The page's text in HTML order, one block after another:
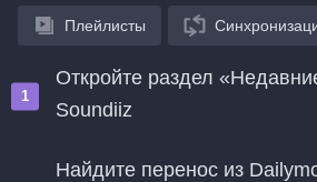
Плейлисты
Откройте раздел
Soundiiz
Найдите перенос из